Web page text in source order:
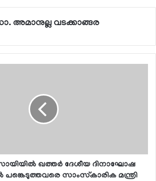
അമാനുല്ല വടക്കാങ്ങര
ഖത്തര്‍ ദേശീയ ദിനാഘോഷ
പങ്കെടുത്തവരെ സാംസ്‌കാരിക മന്ത്രി